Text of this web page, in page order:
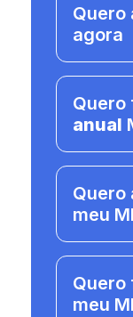
Quero
agora
Quero
anual
Quero
meu
Quero
meu